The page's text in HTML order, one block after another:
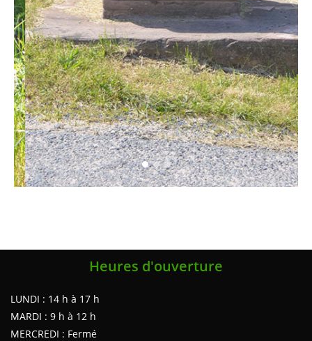
Heures d'ouverture
LUNDI : 14 h à 17 h
MARDI : 9 h à 12 h
MERCREDI : Fermé